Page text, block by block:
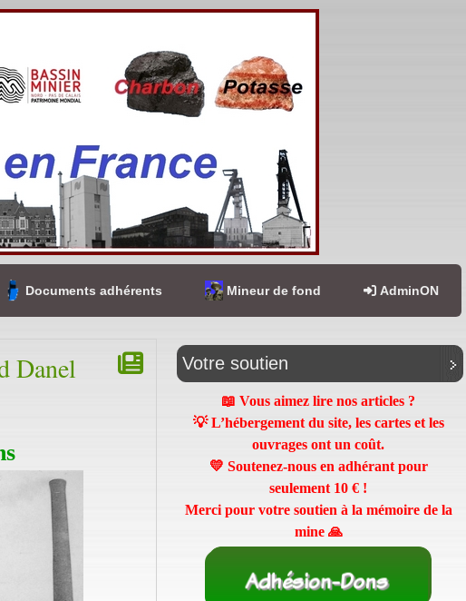
Documents adhérents Mineur de fond AdminON
Danel Votre soutien
📖 Vous aimez lire nos articles ?
💡 L’hébergement du site, les cartes et les
ouvrages ont un coût.
💛 Soutenez-nous en adhérant pour
seulement 10 € !
Merci pour votre soutien à la mémoire de la
mine 🙏